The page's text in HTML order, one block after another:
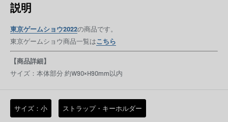
説明
東京ゲームショウ2022の商品です。
東京ゲームショウ商品一覧はこちら
【商品詳細】
サイズ：本体部分 約W90×H90mm以内
サイズ：小 ストラップ・キーホルダー